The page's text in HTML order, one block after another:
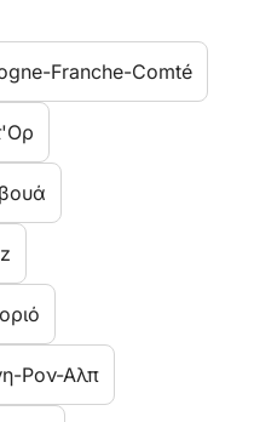
Franche-Comté
Ρον-Αλπ